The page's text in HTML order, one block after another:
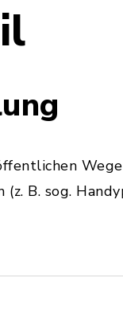
B. sog.